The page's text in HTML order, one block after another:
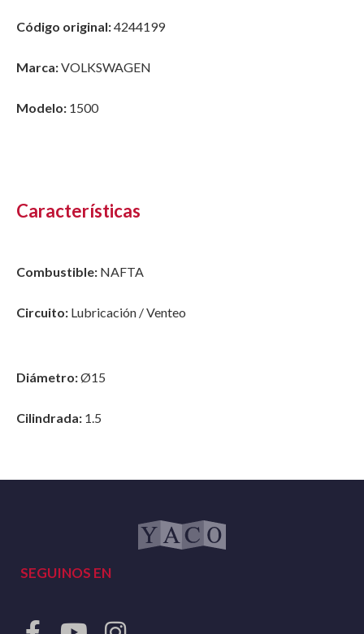
Código original:4244199
Marca:VOLKSWAGEN
Modelo: 1500
Características
Combustible: NAFTA
Circuito: Lubricación / Venteo
Diámetro:Ø15
Cilindrada: 1.5
SEGUINOS EN